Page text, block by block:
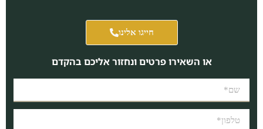
חייגו אלינו
או השאירו פרטים ונחזור אליכם בהקדם